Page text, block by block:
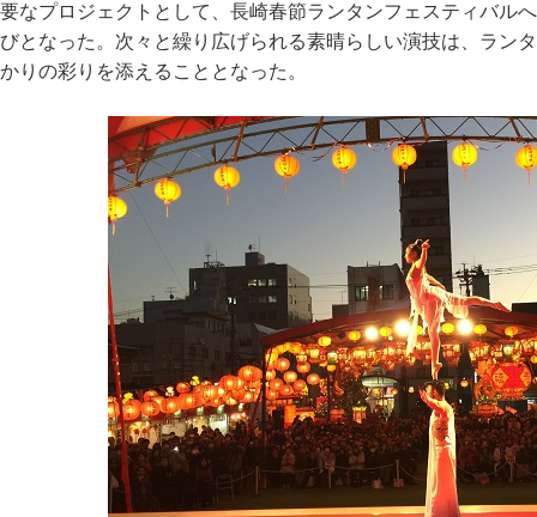
要なプロジェクトとして、長崎春節ランタンフェスティバル
びとなった。次々と繰り広げられる素晴らしい演技は、ラン
かりの彩りを添えることとなった。